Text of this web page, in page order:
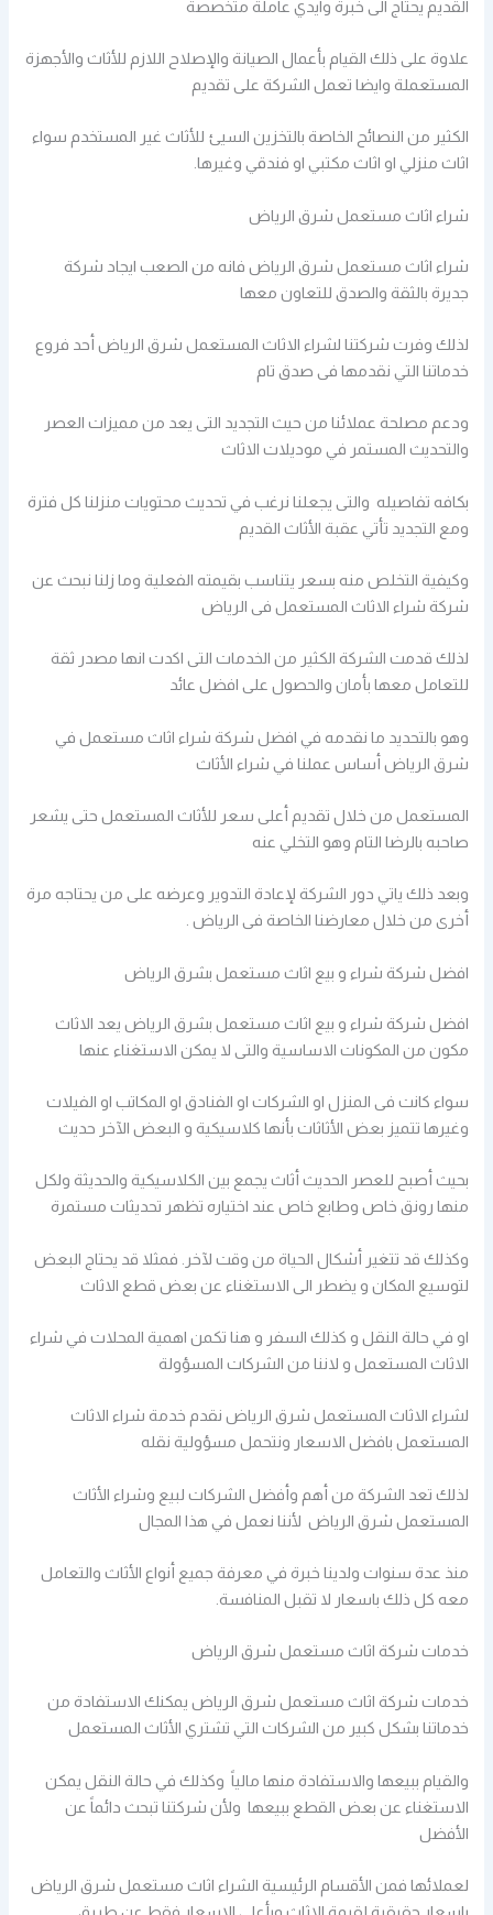
القديم يحتاج الى خبرة وايدي عاملة متخصصة
علاوة على ذلك القيام بأعمال الصيانة والإصلاح اللازم للأثاث والأجهزة
المستعملة وايضا تعمل الشركة على تقديم
الكثير من النصائح الخاصة بالتخزين السيئ للأثاث غير المستخدم سواء
اثاث منزلي او اثاث مكتبي او فندقي وغيرها.
شراء اثاث مستعمل شرق الرياض
شراء اثاث مستعمل شرق الرياض فانه من الصعب ايجاد شركة
جديرة بالثقة والصدق للتعاون معها
لذلك وفرت شركتنا لشراء الاثاث المستعمل شرق الرياض أحد فروع
خدماتنا التي نقدمها فى صدق تام
ودعم مصلحة عملائنا من حيث التجديد التى يعد من مميزات العصر
والتحديث المستمر في موديلات الاثاث
بكافه تفاصيله والتى يجعلنا نرغب في تحديث محتويات منزلنا كل فترة
ومع التجديد تأتي عقبة الأثاث القديم
وكيفية التخلص منه بسعر يتناسب بقيمته الفعلية وما زلنا نبحث عن
شركة شراء الاثاث المستعمل فى الرياض
لذلك قدمت الشركة الكثير من الخدمات التى اكدت انها مصدر ثقة
للتعامل معها بأمان والحصول على افضل عائد
وهو بالتحديد ما نقدمه في افضل شركة شراء اثاث مستعمل في
شرق الرياض أساس عملنا في شراء الأثاث
المستعمل من خلال تقديم أعلى سعر للأثاث المستعمل حتى يشعر
صاحبه بالرضا التام وهو التخلي عنه
وبعد ذلك ياتي دور الشركة لإعادة التدوير وعرضه على من يحتاجه مرة
أخرى من خلال معارضنا الخاصة فى الرياض .
افضل شركة شراء و بيع اثاث مستعمل بشرق الرياض
افضل شركة شراء و بيع اثاث مستعمل بشرق الرياض يعد الاثاث
مكون من المكونات الاساسية والتى لا يمكن الاستغناء عنها
سواء كانت فى المنزل او الشركات او الفنادق او المكاتب او الفيلات
وغيرها تتميز بعض الأثاثات بأنها كلاسيكية و البعض الآخر حديث
بحيث أصبح للعصر الحديث أثاث يجمع بين الكلاسيكية والحديثة ولكل
منها رونق خاص وطابع خاص عند اختياره تظهر تحديثات مستمرة
وكذلك قد تتغير أشكال الحياة من وقت لآخر. فمثلا قد يحتاج البعض
لتوسيع المكان و يضطر الى الاستغناء عن بعض قطع الاثاث
او في حالة النقل و كذلك السفر و هنا تكمن اهمية المحلات في شراء
الاثاث المستعمل و لاننا من الشركات المسؤولة
لشراء الاثاث المستعمل شرق الرياض نقدم خدمة شراء الاثاث
المستعمل بافضل الاسعار ونتحمل مسؤولية نقله
لذلك تعد الشركة من أهم وأفضل الشركات لبيع وشراء الأثاث
المستعمل شرق الرياض لأننا نعمل في هذا المجال
منذ عدة سنوات ولدينا خبرة في معرفة جميع أنواع الأثاث والتعامل
معه كل ذلك باسعار لا تقبل المنافسة.
خدمات شركة اثاث مستعمل شرق الرياض
خدمات شركة اثاث مستعمل شرق الرياض يمكنك الاستفادة من
خدماتنا بشكل كبير من الشركات التي تشتري الأثاث المستعمل
والقيام ببيعها والاستفادة منها مالياً وكذلك في حالة النقل يمكن
الاستغناء عن بعض القطع ببيعها ولأن شركتنا تبحث دائماً عن
الأفضل
لعملائها فمن الأقسام الرئيسية الشراء اثاث مستعمل شرق الرياض